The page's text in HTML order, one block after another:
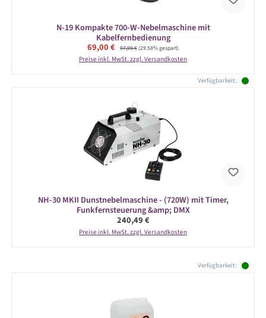
N-19 Kompakte 700-W-Nebelmaschine mit
Kabelfernbedienung
Verkaufspreis:
69,00 € Regulärer Preis:
97,99 €(29.58% gespart)
Preise inkl. MwSt. zzgl. Versandkosten
Verfügbarkeit:
NH-30 MKII Dunstnebelmaschine - (720W) mit Timer,
Funkfernsteuerung &amp; DMX
Regulärer Preis:
240,49 €
Preise inkl. MwSt. zzgl. Versandkosten
Verfügbarkeit: